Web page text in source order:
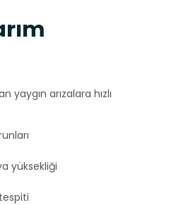
yaygın arızalara hızlı
yüksekliği